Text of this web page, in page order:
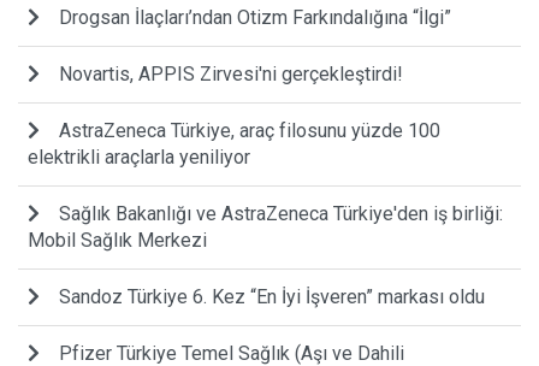
Drogsan İlaçları’ndan Otizm Farkındalığına “İlgi”
Novartis, APPIS Zirvesi'ni gerçekleştirdi!
AstraZeneca Türkiye, araç filosunu yüzde 100
elektrikli araçlarla yeniliyor
Sağlık Bakanlığı ve AstraZeneca Türkiye'den iş birliği:
Mobil Sağlık Merkezi
Sandoz Türkiye 6. Kez “En İyi İşveren” markası oldu
Pfizer Türkiye Temel Sağlık (Aşı ve Dahili